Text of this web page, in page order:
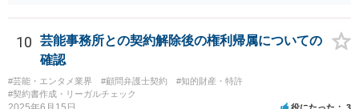
のと思われます。
10
芸能事務所との契約解除後の権利帰属についての
確認
#芸能・エンタメ業界 #顧問弁護士契約
#知的財産・特許
#契約書作成・リーガルチェック
役にたった 3